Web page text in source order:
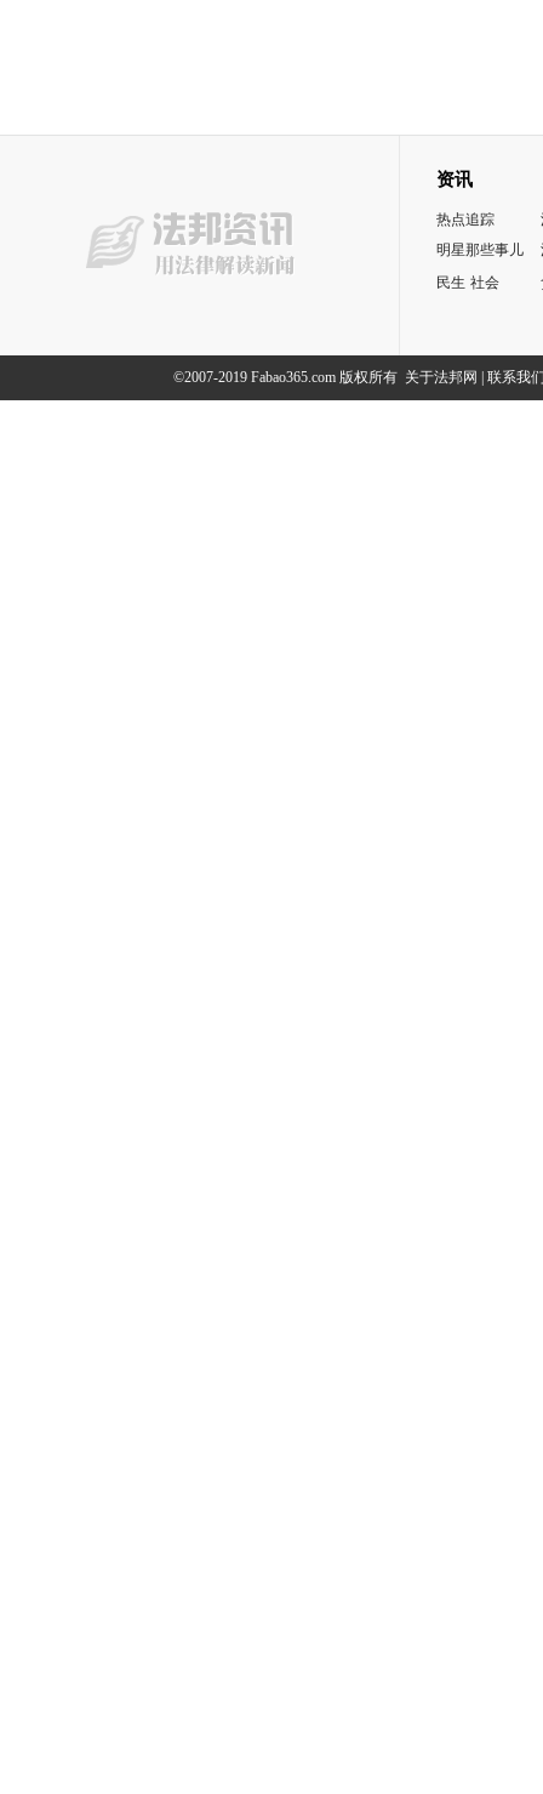
资讯
热点追踪
明星那些事儿
民生 社会
©2007-2019 Fabao365.com 版权所有 关于法邦网 联系我